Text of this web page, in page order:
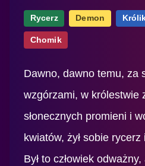
Rycerz Demon
Chomik
Dawno, dawno temu, za
wzgórzami, w królestwie
słonecznych promieni i
kwiatów, żył sobie
Był to człowiek